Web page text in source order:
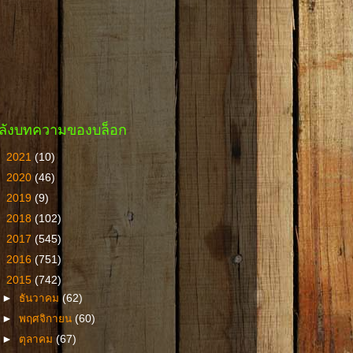
งบทความของบล็อก
2021 (10)
2020 (46)
2019 (9)
2018 (102)
2017 (545)
2016 (751)
2015 (742)
► ธันวาคม(62)
►พฤศจิกายน(60)
► ตุลาคม(67)